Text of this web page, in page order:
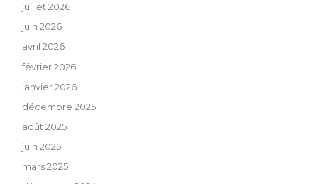
juillet 2026
juin 2026
avril 2026
février 2026
janvier 2026
décembre 2025
août 2025
juin 2025
mars 2025